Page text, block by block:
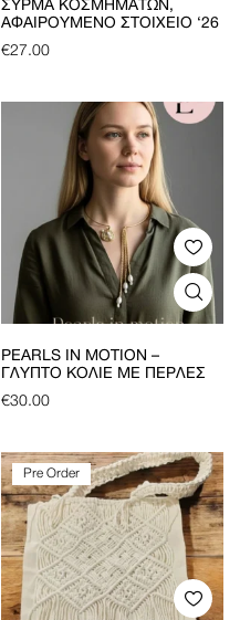
ΣΎΡΜΑ ΚΟΣΜΗΜΆΤΩΝ,
ΑΦΑΙΡΟΎΜΕΝΟ ΣΤΟΙΧΕΊΟ ‘26
€27.00
PEARLS IN MOTION –
ΓΛΥΠΤΌ ΚΟΛΙΈ ΜΕ ΠΈΡΛΕΣ
€30.00
Pre Order